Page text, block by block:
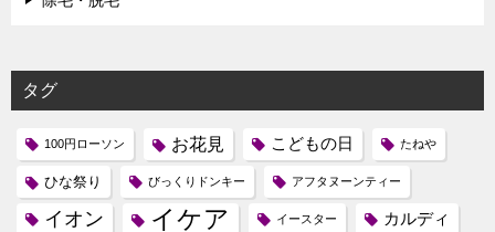
タグ
100円ローソン お花見 こどもの日 たねや
ひな祭り びっくりドンキー アフタヌーンティー
イオン イケア イースター カルディ